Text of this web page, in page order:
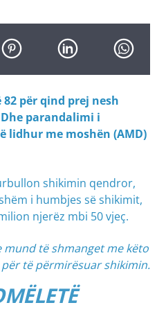
për qind prej nesh
parandalimi i
lidhur me moshën (AMD)
shikimin qendror,
i humbjes së shikimit,
njerëz mbi 50 vjeç.
të shmanget me këto
të përmirësuar shikimin.